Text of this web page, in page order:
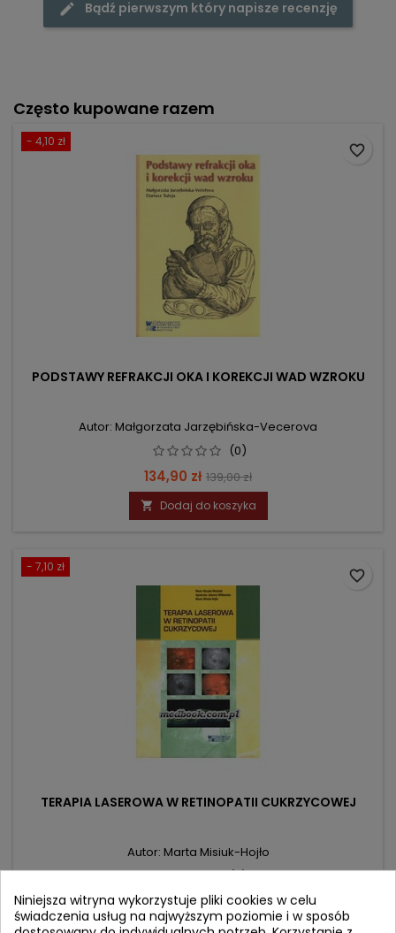
Bądź pierwszym który napisze recenzję
Często kupowane razem
- 4,10 zł
PODSTAWY REFRAKCJI OKA I KOREKCJI WAD WZROKU
Autor: Małgorzata Jarzębińska-Vecerova
(0)
Cena
134,90 zł Cena
podstawowa
139,00 zł
 Dodaj do koszyka
favorite_border
- 7,10 zł
TERAPIA LASEROWA W RETINOPATII CUKRZYCOWEJ
Autor: Marta Misiuk-Hojło
(0)
Cena
119,90 zł Cena
podstawowa
127,00 zł
favorite_border
Niniejsza witryna wykorzystuje pliki cookies w celu
świadczenia usług na najwyższym poziomie i w sposób